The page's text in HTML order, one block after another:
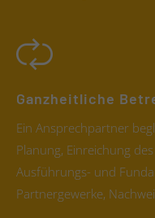
Ganzheitliche
Ein Ansprechpartner
Planung, Einreichung
Ausführungs- und
Partnergewerke,